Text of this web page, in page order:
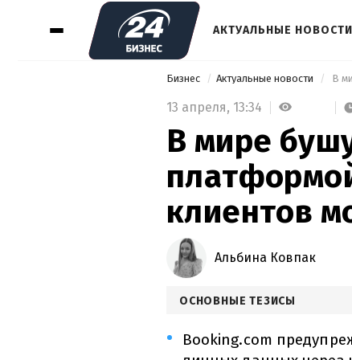
АКТУАЛЬНЫЕ НОВОСТИ
Бизнес Актуальные новости
13 апреля, 13:34
В мире
клиентов
Альбина Ковпак
ОСНОВНЫЕ ТЕЗИСЫ
Booking.com